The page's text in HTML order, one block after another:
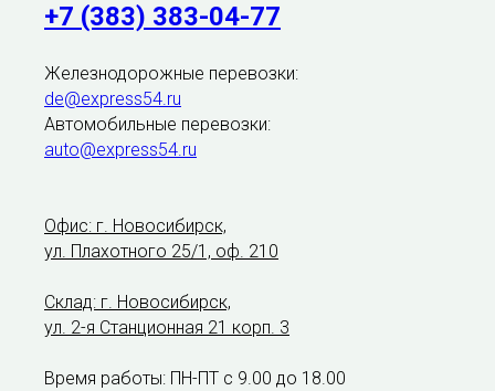
+7 (383) 383-04-77
Железнодорожные перевозки:
de@express54.ru
Автомобильные перевозки:
auto@express54.ru
Офис: г. Новосибирск,
ул. Плахотного 25/1, оф. 210
Склад: г. Новосибирск,
ул. 2-я Станционная 21 корп. 3
Время работы: ПН-ПТ с 9.00 до 18.00